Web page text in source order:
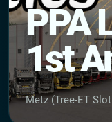
PPA
1st
Metz (Tree-ET